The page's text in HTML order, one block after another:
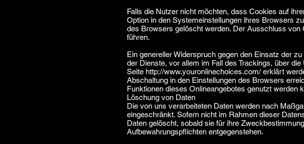
Falls die Nutzer nicht möchten, dass Cookies auf
Option in den Systemeinstellungen ihres Browsers
des Browsers gelöscht werden. Der Ausschluss
führen.
Ein genereller Widerspruch gegen den Einsatz der
der Dienste, vor allem im Fall des Trackings, über
Seite http://www.youronlinechoices.com/erklärt
Abschaltung in den Einstellungen des Browsers
Funktionen dieses Onlineangebotes genutzt werden
Löschung von Daten
Die von uns verarbeiteten Daten werden nach
eingeschränkt. Sofern nicht im Rahmen dieser
Daten gelöscht, sobald sie für ihre
Aufbewahrungspflichten entgegenstehen.